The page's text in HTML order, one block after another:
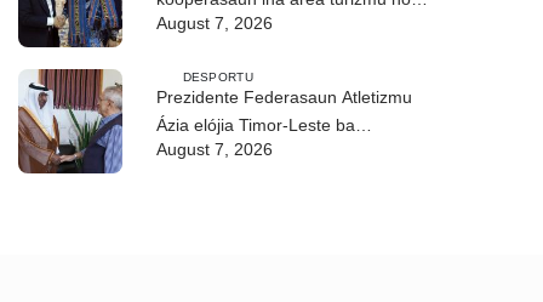
edukasaun
August 7, 2026
DESPORTU
Prezidente Federasaun Atletizmu
Ázia elójia Timor-Leste ba
realizasaun DIM 2026
August 7, 2026